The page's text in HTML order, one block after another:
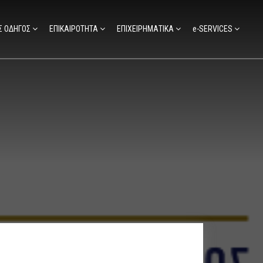
ΟΔΗΓΟΣ ΕΠΙΚΑΙΡΟΤΗΤΑ ΕΠΙΧΕΙΡΗΜΑΤΙΚΑ e-SERVICES